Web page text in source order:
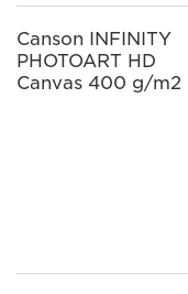
Canson INFINITY
PHOTOART HD
Canvas 400 g/m2